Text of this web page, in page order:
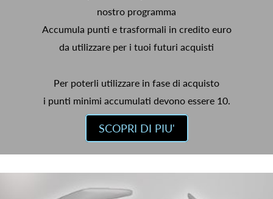
nostro programma
Accumula punti e trasformali in credito euro
da utilizzare per i tuoi futuri acquisti
Per poterli utilizzare in fase di acquisto
i punti minimi accumulati devono essere 10.
SCOPRI DI PIU'